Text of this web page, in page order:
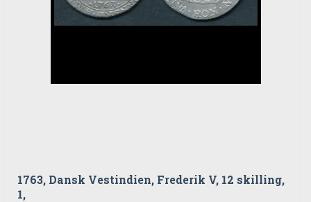
1763, Dansk Vestindien, Frederik V, 12 skilling,
1,